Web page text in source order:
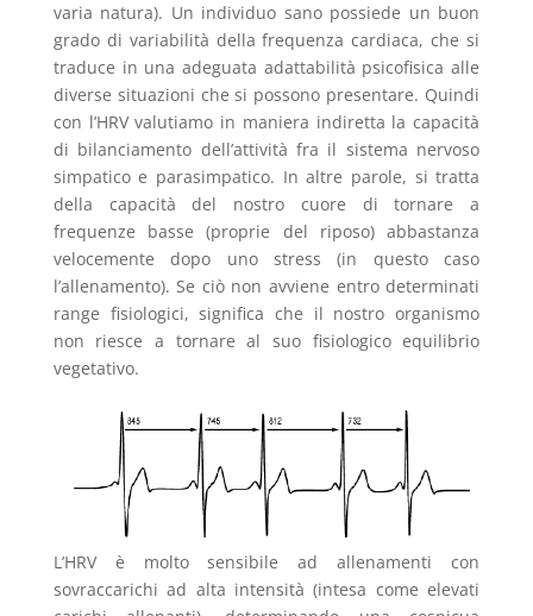
varia natura). Un individuo sano possiede un buon
grado di variabilità della frequenza cardiaca, che si
traduce in una adeguata adattabilità psicofisica alle
diverse situazioni che si possono presentare. Quindi
con l’HRV valutiamo in maniera indiretta la capacità
di bilanciamento dell’attività fra il sistema nervoso
simpatico e parasimpatico. In altre parole, si tratta
della capacità del nostro cuore di tornare a
frequenze basse (proprie del riposo) abbastanza
velocemente dopo uno stress (in questo caso
l’allenamento). Se ciò non avviene entro determinati
range fisiologici, significa che il nostro organismo
non riesce a tornare al suo fisiologico equilibrio
vegetativo.
L’HRV è molto sensibile ad allenamenti con
sovraccarichi ad alta intensità (intesa come elevati